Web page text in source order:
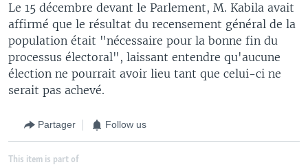
Le 15 décembre devant le Parlement, M. Kabila avait
affirmé que le résultat du recensement général de la
population était "nécessaire pour la bonne fin du
processus électoral", laissant entendre qu'aucune
élection ne pourrait avoir lieu tant que celui-ci ne
serait pas achevé.
Partager Follow us
This item is part of